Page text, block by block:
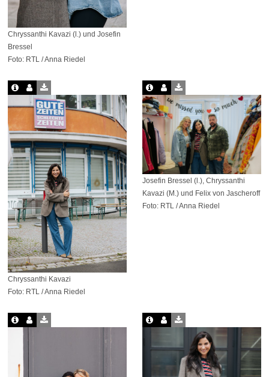
Chryssanthi Kavazi (l.) und Josefin
Bressel
Foto: RTL / Anna Riedel
Chryssanthi Kavazi
Foto: RTL / Anna Riedel
Josefin Bressel (l.), Chryssanthi
Kavazi (M.) und Felix von Jascheroff
Foto: RTL / Anna Riedel